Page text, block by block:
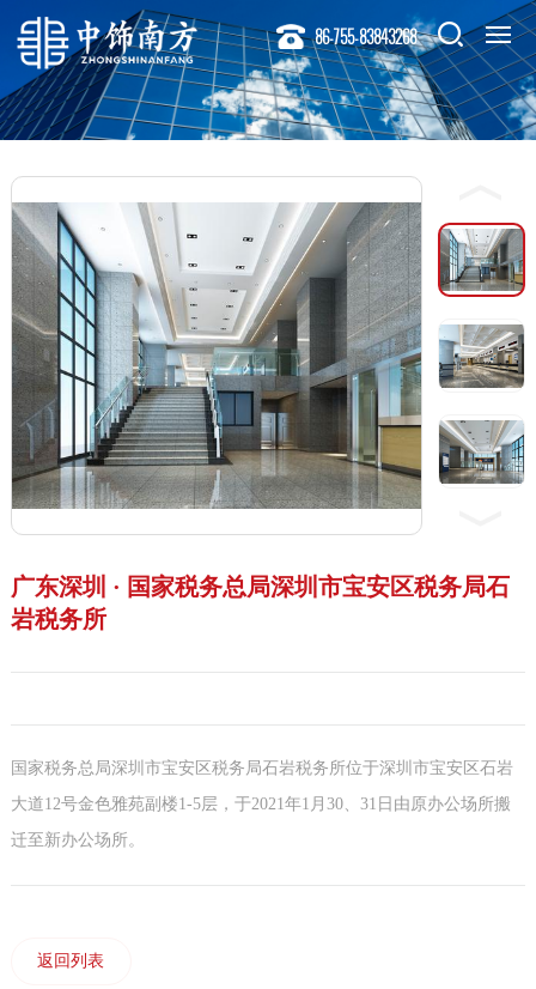
86-755-83843268
广东深圳 · 国家税务总局深圳市宝安区税务局石
岩税务所
国家税务总局深圳市宝安区税务局石岩税务所位于深圳市宝安区石岩
大道12号金色雅苑副楼1-5层，于2021年1月30、31日由原办公场所搬
迁至新办公场所。
返回列表